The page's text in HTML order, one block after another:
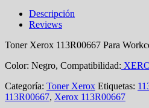
Descripción
Reviews
Toner Xerox 113R00667 Para
Color: Negro, Compatibilidad:
Categoría: Toner Xerox Etiquetas:
113R00667, Xerox 113R00667